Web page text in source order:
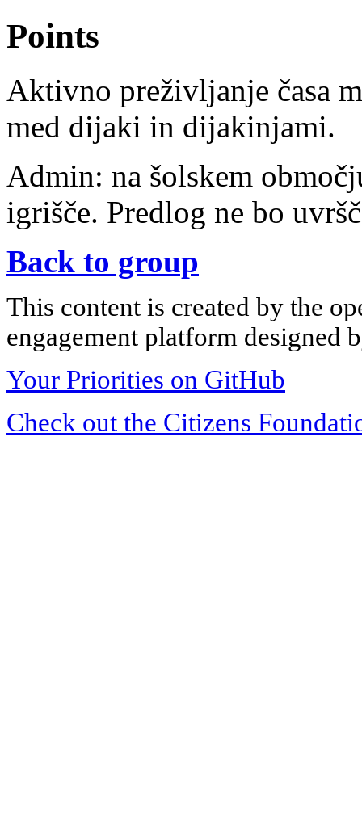
Points
Aktivno preživljanje časa
med dijaki in dijakinjami.
Admin: na šolskem
igrišče. Predlog ne bo
Back to group
This content is created by the
engagement platform designed
Your Priorities on GitHub
Check out the Citizens